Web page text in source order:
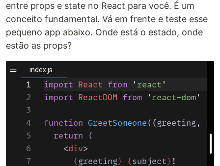
entre props e state no React para você. É um
conceito fundamental. Vá em frente e teste esse
pequeno app abaixo. Onde está o estado, onde
estão as props?